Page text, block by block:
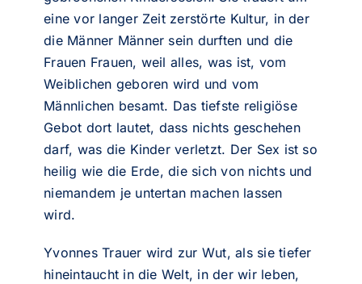
eine vor langer Zeit zerstörte Kultur, in der
die Männer Männer sein durften und die
Frauen Frauen, weil alles, was ist, vom
Weiblichen geboren wird und vom
Männlichen besamt. Das tiefste religiöse
Gebot dort lautet, dass nichts geschehen
darf, was die Kinder verletzt. Der Sex ist so
heilig wie die Erde, die sich von nichts und
niemandem je untertan machen lassen
wird.
Yvonnes Trauer wird zur Wut, als sie tiefer
hineintaucht in die Welt, in der wir leben,